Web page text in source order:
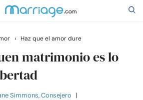
› Haz que el amor dure
matrimonio es lo
Simmons, Consejero |